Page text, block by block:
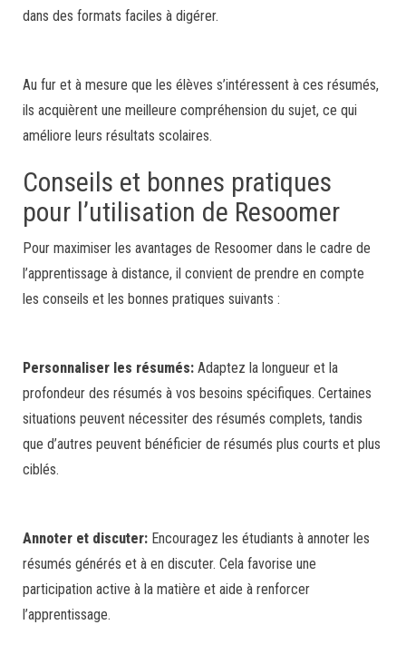
dans des formats faciles à digérer.
Au fur et à mesure que les élèves s’intéressent à ces résumés,
ils acquièrent une meilleure compréhension du sujet, ce qui
améliore leurs résultats scolaires.
Conseils et bonnes pratiques
pour l’utilisation de Resoomer
Pour maximiser les avantages de Resoomer dans le cadre de
l’apprentissage à distance, il convient de prendre en compte
les conseils et les bonnes pratiques suivants :
Personnaliser les résumés: Adaptez la longueur et la
profondeur des résumés à vos besoins spécifiques. Certaines
situations peuvent nécessiter des résumés complets, tandis
que d’autres peuvent bénéficier de résumés plus courts et plus
ciblés.
Annoter et discuter: Encouragez les étudiants à annoter les
résumés générés et à en discuter. Cela favorise une
participation active à la matière et aide à renforcer
l’apprentissage.